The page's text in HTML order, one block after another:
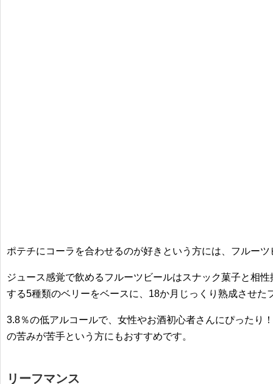
ポテチにコーラを合わせるのが好きという方には、フルー
ジュース感覚で飲めるフルーツビールはスナック菓子と相
する5種類のベリーをベースに、18か月じっくり熟成させた
3.8％の低アルコールで、女性やお酒初心者さんにぴったり
の苦みが苦手という方にもおすすめです。
リーフマンス